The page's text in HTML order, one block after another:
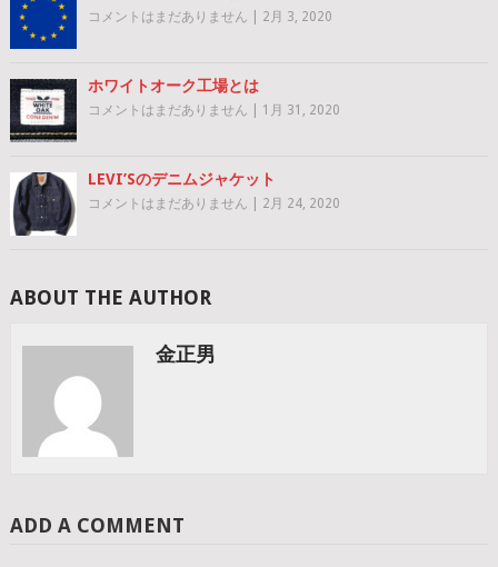
コメントはまだありません 2月 3, 2020
ホワイトオーク工場とは
コメントはまだありません 1月 31, 2020
LEVI’Sのデニムジャケット
コメントはまだありません 2月 24, 2020
ABOUT THE AUTHOR
金正男
ADD A COMMENT